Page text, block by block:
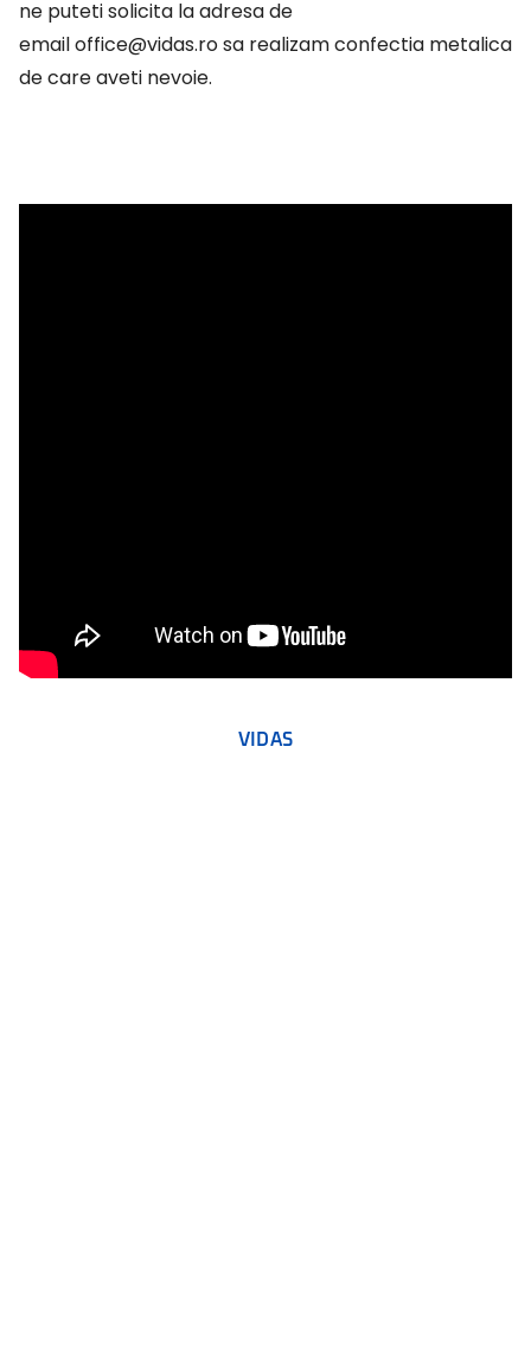
ne puteti solicita la adresa de
emailoffice@vidas.rosa realizam confectia metalica
de care aveti nevoie.
VIDAS